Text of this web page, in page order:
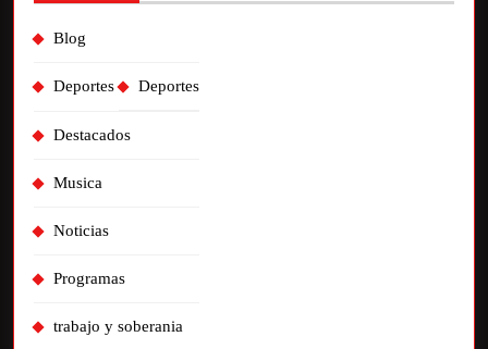
Blog
Deportes Deportes
Destacados
Musica
Noticias
Programas
trabajo y soberania